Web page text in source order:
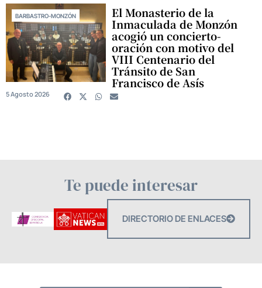
BARBASTRO-MONZÓN El Monasterio de la
Inmaculada de Monzón
acogió un concierto-
oración con motivo del
VIII Centenario del
Tránsito de San
Francisco de Asís
5 Agosto 2026
Te puede interesar
DIRECTORIO DE ENLACES